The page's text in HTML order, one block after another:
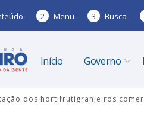
2 Menu 3 Busca
Início Governo
dos hortifrutigranjeiros